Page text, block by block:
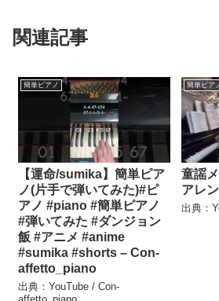
関連記事
簡単ピアノ
【運命/sumika】簡単ピア
ノ(片手で弾いてみた)#ピ
アノ #piano #簡単ピアノ
#弾いてみた #ダンジョン
飯 #アニメ #anime
#sumika #shorts – Con-
affetto_piano
出典：YouTube / Con-
簡単ピア
童謡
アレ
出典：